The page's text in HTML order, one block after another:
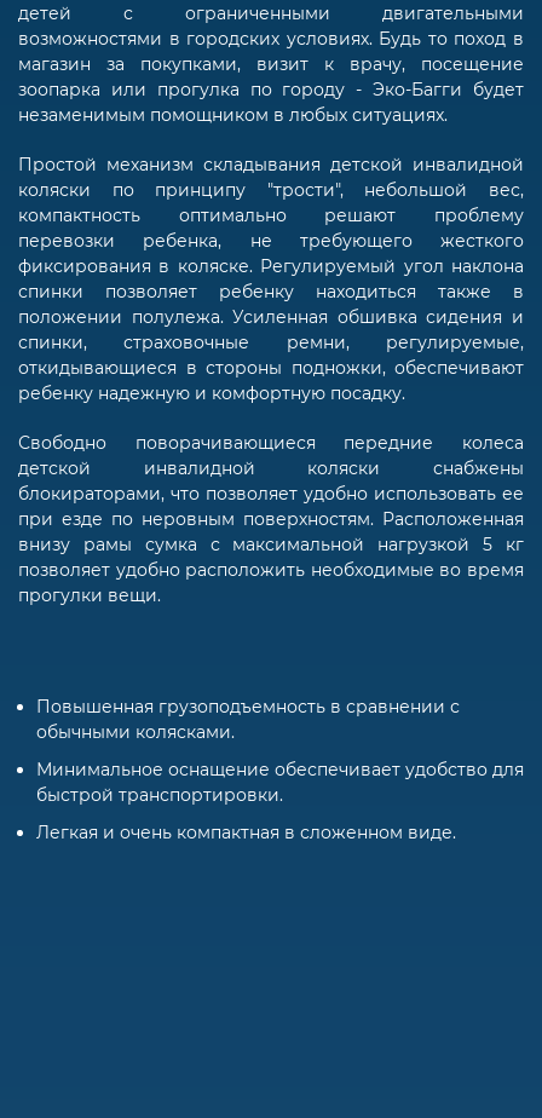
детей с ограниченными двигательными
возможностями в городских условиях. Будь то поход в
магазин за покупками, визит к врачу, посещение
зоопарка или прогулка по городу - Эко-Багги будет
незаменимым помощником в любых ситуациях.
Простой механизм складывания детской инвалидной
коляски по принципу "трости", небольшой вес,
компактность оптимально решают проблему
перевозки ребенка, не требующего жесткого
фиксирования в коляске. Регулируемый угол наклона
спинки позволяет ребенку находиться также в
положении полулежа. Усиленная обшивка сидения и
спинки, страховочные ремни, регулируемые,
откидывающиеся в стороны подножки, обеспечивают
ребенку надежную и комфортную посадку.
Свободно поворачивающиеся передние колеса
детской инвалидной коляски снабжены
блокираторами, что позволяет удобно использовать ее
при езде по неровным поверхностям. Расположенная
внизу рамы сумка с максимальной нагрузкой 5 кг
позволяет удобно расположить необходимые во время
прогулки вещи.
Повышенная грузоподъемность в сравнении с
обычными колясками.
Минимальное оснащение обеспечивает удобство для
быстрой транспортировки.
Легкая и очень компактная в сложенном виде.